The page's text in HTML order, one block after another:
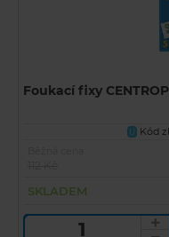
Foukací fixy
U
Kód
SKLADEM